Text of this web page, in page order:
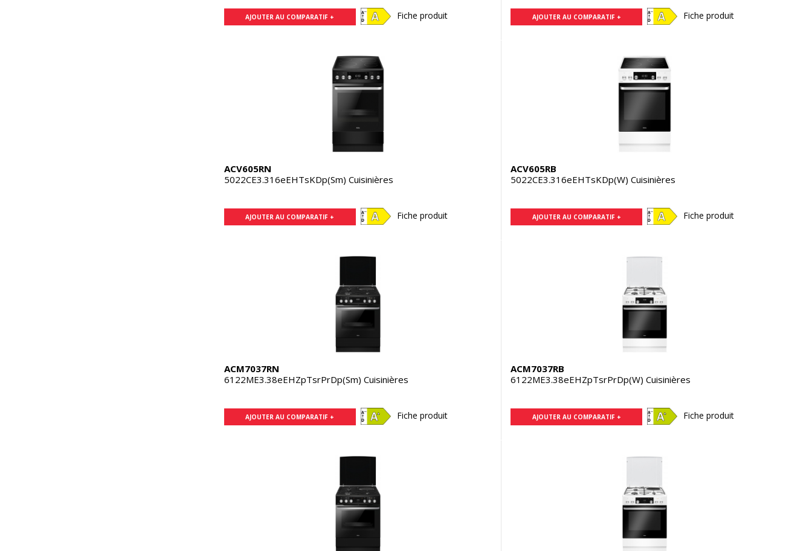
AJOUTER AU COMPARATIF + Fiche produit AJOUTER AU COMPARATIF + Fiche produit
ACV605RN
5022CE3.316eEHTsKDp(Sm) Cuisinières
AJOUTER AU COMPARATIF + Fiche produit
ACV605RB
5022CE3.316eEHTsKDp(W) Cuisinières
AJOUTER AU COMPARATIF + Fiche produit
ACM7037RN
6122ME3.38eEHZpTsrPrDp(Sm) Cuisinières
AJOUTER AU COMPARATIF + Fiche produit
ACM7037RB
6122ME3.38eEHZpTsrPrDp(W) Cuisinières
AJOUTER AU COMPARATIF + Fiche produit